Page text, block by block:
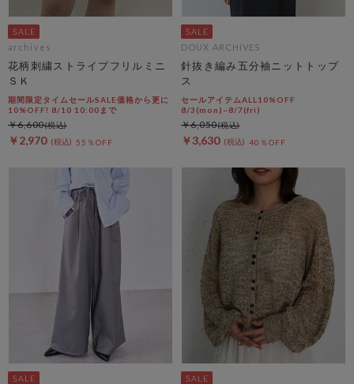
archives
花柄刺繍ストライプフリルミニ
ＳＫ
期間限定タイムセールSALE価格から更に
10%OFF! 8/10 10:00まで
￥2,970 55％OFF
￥6,600
DOUX ARCHIVES
針抜き編み五分袖ニットトップ
ス
セールアイテムALL10%OFF
8/3(mon)~8/7(fri)
￥3,630 40％OFF
￥6,050